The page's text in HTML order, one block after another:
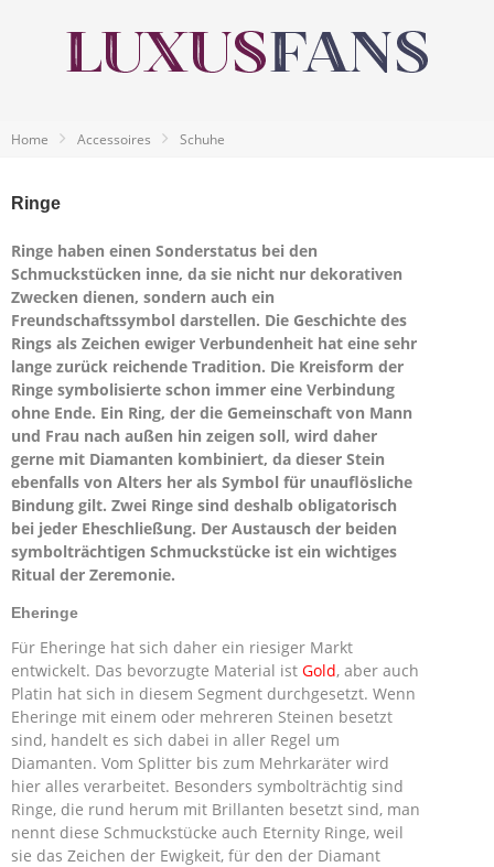
Home Accessoires Schuhe
Ringe
Ringe haben einen Sonderstatus bei den
Schmuckstücken inne, da sie nicht nur dekorativen
Zwecken dienen, sondern auch ein
Freundschaftssymbol darstellen. Die Geschichte des
Rings als Zeichen ewiger Verbundenheit hat eine sehr
lange zurück reichende Tradition. Die Kreisform der
Ringe symbolisierte schon immer eine Verbindung
ohne Ende. Ein Ring, der die Gemeinschaft von Mann
und Frau nach außen hin zeigen soll, wird daher
gerne mit Diamanten kombiniert, da dieser Stein
ebenfalls von Alters her als Symbol für unauflösliche
Bindung gilt. Zwei Ringe sind deshalb obligatorisch
bei jeder Eheschließung. Der Austausch der beiden
symbolträchtigen Schmuckstücke ist ein wichtiges
Ritual der Zeremonie.
Eheringe
Für Eheringe hat sich daher ein riesiger Markt
entwickelt. Das bevorzugte Material ist Gold, aber auch
Platin hat sich in diesem Segment durchgesetzt. Wenn
Eheringe mit einem oder mehreren Steinen besetzt
sind, handelt es sich dabei in aller Regel um
Diamanten. Vom Splitter bis zum Mehrkaräter wird
hier alles verarbeitet. Besonders symbolträchtig sind
Ringe, die rund herum mit Brillanten besetzt sind, man
nennt diese Schmuckstücke auch Eternity Ringe, weil
sie das Zeichen der Ewigkeit, für den der Diamant